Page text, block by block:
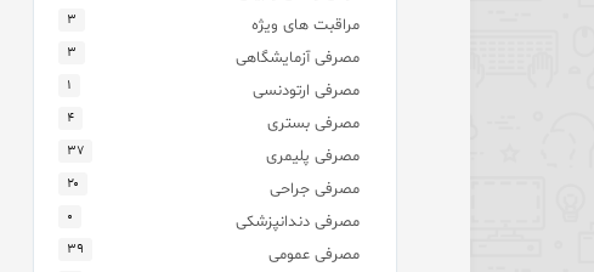
مراقبت های ویژه ۳
مصرفی آزمایشگاهی ۳
مصرفی ارتودنسی ۱
مصرفی بستری ۴
مصرفی پلیمری ۳۷
مصرفی جراحی ۲۰
مصرفی دندانپزشکی ۰
مصرفی عمومی ۳۹